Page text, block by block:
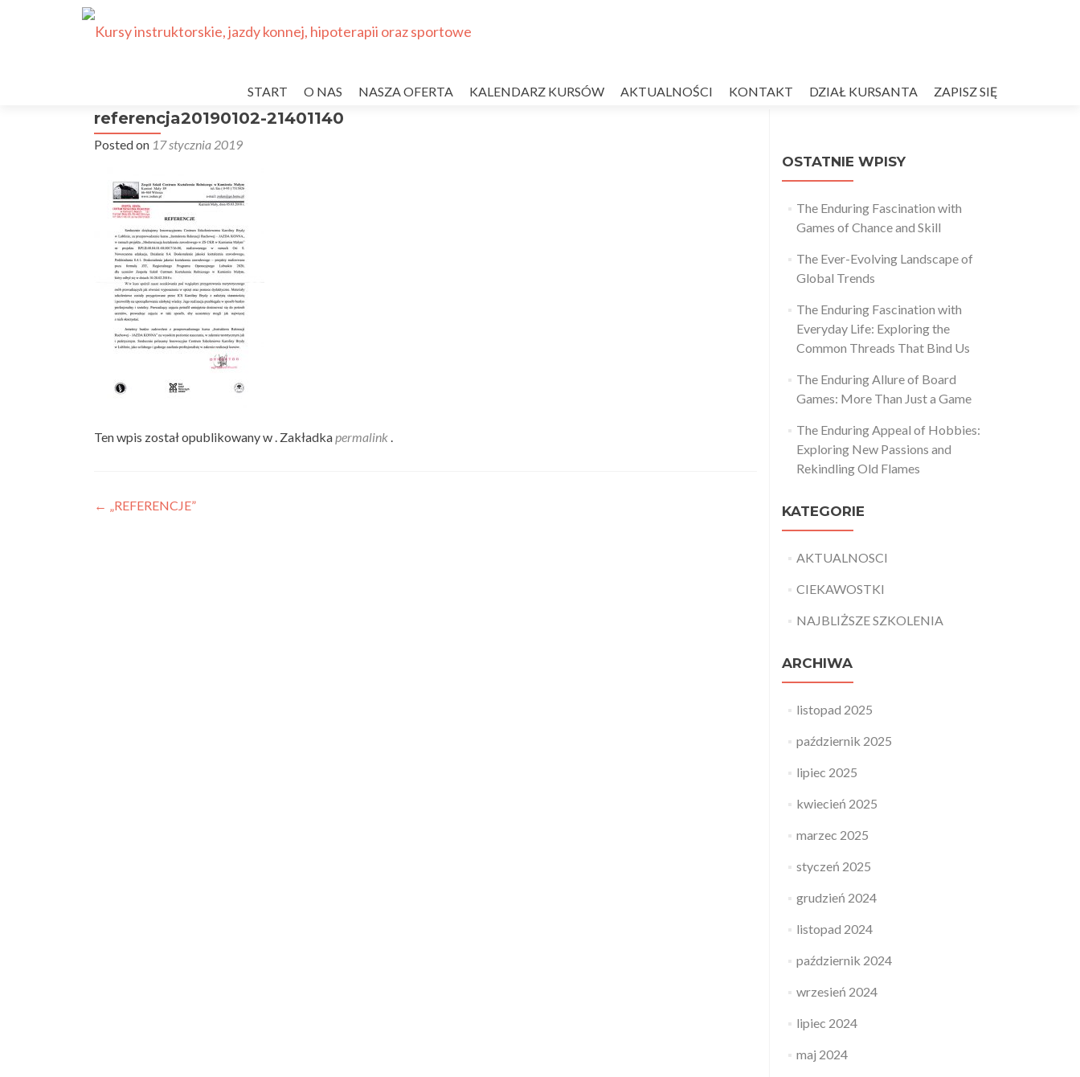
do
START O NAS NASZA OFERTA KALENDARZ KURSÓW AKTUALNOŚCI KONTAKT DZIAŁ KURSANTA ZAPISZ SIĘ
referencja20190102-21401140
Posted on 17 stycznia 2019
Ten wpis został opublikowany w . Zakładkapermalink .
Nawigacja
← „REFERENCJE”
OSTATNIE WPISY
The Enduring Fascination with
Games of Chance and Skill
The Ever-Evolving Landscape of
Global Trends
The Enduring Fascination with
Everyday Life: Exploring the
Common Threads That Bind Us
The Enduring Allure of Board
Games: More Than Just a Game
The Enduring Appeal of Hobbies:
Exploring New Passions and
Rekindling Old Flames
KATEGORIE
AKTUALNOSCI
CIEKAWOSTKI
NAJBLIŻSZE SZKOLENIA
ARCHIWA
listopad 2025
październik 2025
lipiec 2025
kwiecień 2025
marzec 2025
styczeń 2025
grudzień 2024
listopad 2024
październik 2024
wrzesień 2024
lipiec 2024
maj 2024